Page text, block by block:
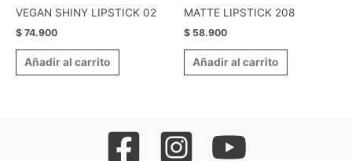
VEGAN SHINY LIPSTICK 02
$ 74.900
Añadir al carrito
MATTE LIPSTICK 208
$ 58.900
Añadir al carrito